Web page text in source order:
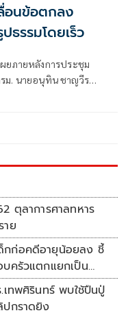
อนข้อตกลง
ธรรมโดยเร็ว
ยภายหลังการประชุม
ม. นายอนุทิน ชาญวีร
ตุลาการศาลทหาร
ย
กก่อคดีอายุน้อยลง ชี้
บครัวแตกแยกเป็น
ทพศิรินทร์ พบใช้ปืนปู่
กราดยิง